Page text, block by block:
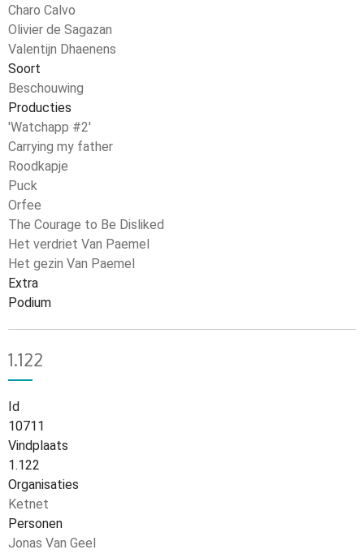
Charo Calvo
Olivier de Sagazan
Valentijn Dhaenens
Soort
Beschouwing
Producties
'Watchapp #2'
Carrying my father
Roodkapje
Puck
Orfee
The Courage to Be Disliked
Het verdriet Van Paemel
Het gezin Van Paemel
Extra
Podium
1.122
Id
10711
Vindplaats
1.122
Organisaties
Ketnet
Personen
Jonas Van Geel